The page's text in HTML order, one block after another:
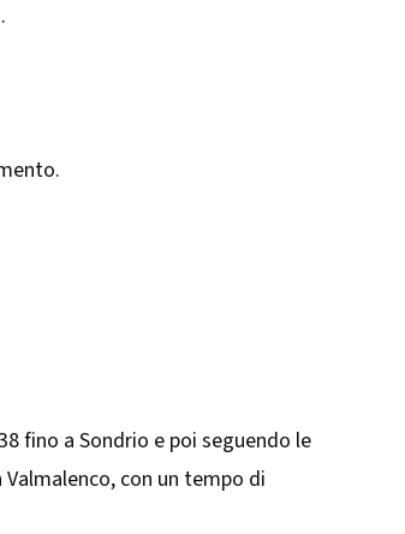
fino a Sondrio e poi seguendo le
con un tempo di